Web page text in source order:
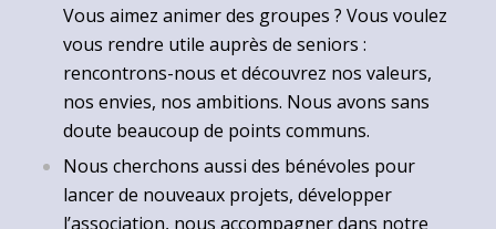
Vous aimez animer des groupes ? Vous voulez
vous rendre utile auprès de seniors :
rencontrons-nous et découvrez nos valeurs,
nos envies, nos ambitions. Nous avons sans
doute beaucoup de points communs.
Nous cherchons aussi des bénévoles pour
lancer de nouveaux projets, développer
l’association, nous accompagner dans notre